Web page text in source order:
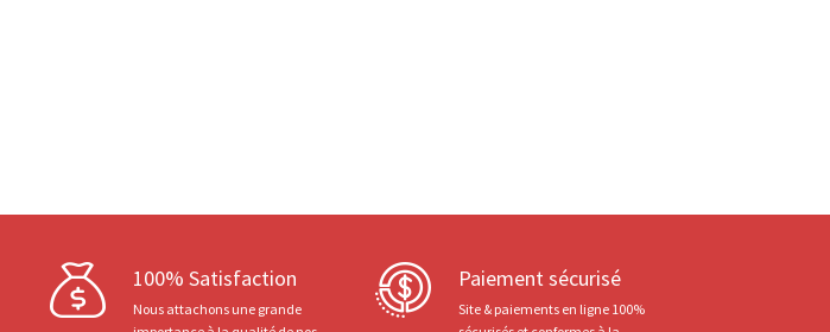
100% Satisfaction
Nous attachons une grande
Paiement sécurisé
Site & paiements en ligne 100%